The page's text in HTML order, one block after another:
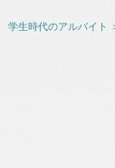
学生時代のアルバイト